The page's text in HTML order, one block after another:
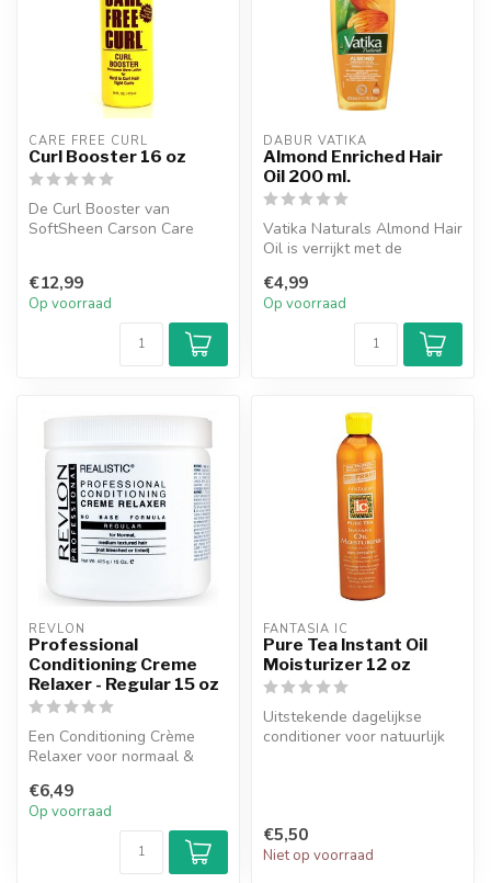
CARE FREE CURL
Curl Booster 16 oz
De Curl Booster van
SoftSheen Carson Care
€12,99
Op voorraad
DABUR VATIKA
Almond Enriched Hair
Oil 200 ml.
Vatika Naturals Almond Hair
Oil is verrijkt met de
kokos...
€4,99
Op voorraad
REVLON
Professional
Conditioning Creme
Relaxer - Regular 15 oz
Een Conditioning Crème
Relaxer voor normaal &
gebleekt o...
€6,49
Op voorraad
FANTASIA IC
Pure Tea Instant Oil
Moisturizer 12 oz
Uitstekende dagelijkse
conditioner voor natuurlijk
€5,50
Niet op voorraad